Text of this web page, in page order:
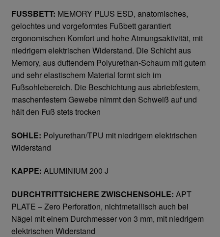
Jalas Sicherheitschuhe
Atemschutz & Gehörschutz
Moldex
Gesichtsschutz & Schutzbrillen
Cofra
James & Nicholson
Planam
Bestellformular
FUSSBETT: MEMORY PLUS ESD, anatomisches,
gelochtes und vorgeformtes Fußbett garantiert
ergonomischen Komfort und hohe Atmungsaktivität, mit
niedrigem elektrischen Widerstand. Die Schicht aus
Memory, aus duftendem Polyurethan-Schaum mit gutem
und sehr elastischem Material formt sich im
Fußsohlebereich. Die Beschichtung aus abriebfestem,
maschenfestem Gewebe nimmt den Schweiß auf und
hält den Fuß stets trocken
SOHLE: Polyurethan/TPU mit niedrigem elektrischen
Widerstand
KAPPE: ALUMINIUM 200 J
DURCHTRITTSICHERE ZWISCHENSOHLE: APT
PLATE – Zero Perforation, nichtmetallisch auch bei
Nägel mit einem Durchmesser von 3 mm, mit niedrigem
elektrischen Widerstand